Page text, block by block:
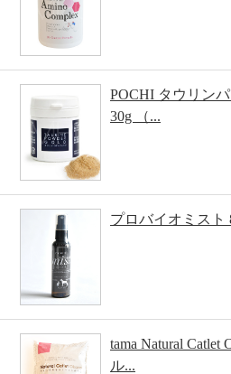
POCHI タウリン
30g （...
プロバイオミスト
tama Natural Catlet
ル...